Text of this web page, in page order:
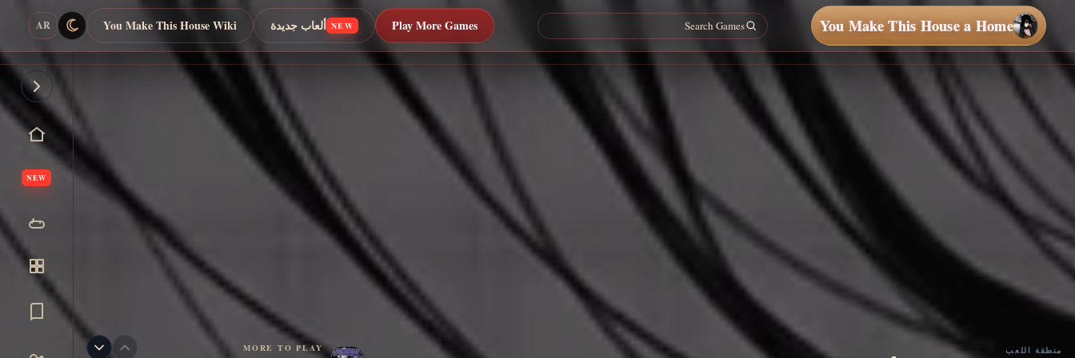
You Make This House a Home
Play More Games
NEW ألعاب جديدة You Make This House Wiki
AR
NEW
منطقة اللعب MORE TO PLAY